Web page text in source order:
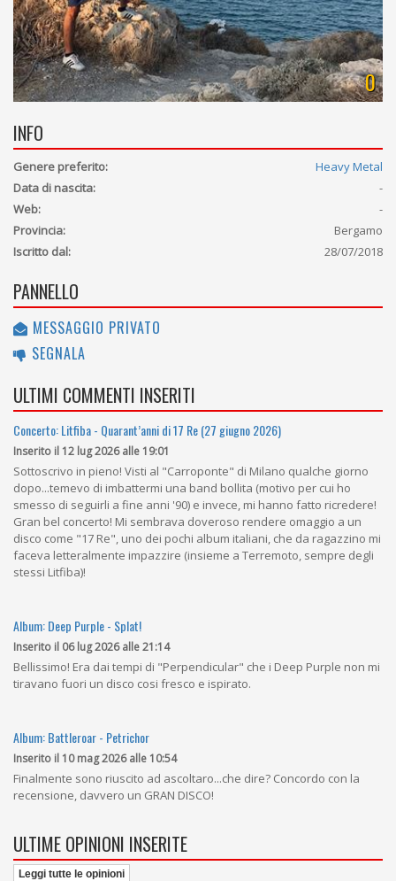
0
INFO
Genere preferito:
Heavy Metal
Data di nascita:
-
Web:
-
Provincia:
Bergamo
Iscritto dal:
28/07/2018
PANNELLO
MESSAGGIO PRIVATO
SEGNALA
ULTIMI COMMENTI INSERITI
Concerto: Litfiba - Quarant’anni di 17 Re (27 giugno 2026)
Inserito il 12 lug 2026 alle 19:01
Sottoscrivo in pieno! Visti al "Carroponte" di Milano qualche giorno
dopo...temevo di imbattermi una band bollita (motivo per cui ho
smesso di seguirli a fine anni '90) e invece, mi hanno fatto ricredere!
Gran bel concerto! Mi sembrava doveroso rendere omaggio a un
disco come "17 Re", uno dei pochi album italiani, che da ragazzino mi
faceva letteralmente impazzire (insieme a Terremoto, sempre degli
stessi Litfiba)!
Album: Deep Purple - Splat!
Inserito il 06 lug 2026 alle 21:14
Bellissimo! Era dai tempi di "Perpendicular" che i Deep Purple non mi
tiravano fuori un disco cosi fresco e ispirato.
Album: Battleroar - Petrichor
Inserito il 10 mag 2026 alle 10:54
Finalmente sono riuscito ad ascoltaro...che dire? Concordo con la
recensione, davvero un GRAN DISCO!
ULTIME OPINIONI INSERITE
Leggi tutte le opinioni